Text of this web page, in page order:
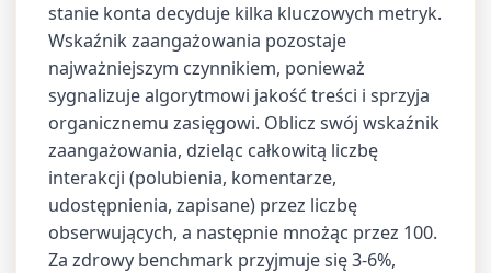
stanie konta decyduje kilka kluczowych metryk.
Wskaźnik zaangażowania pozostaje
najważniejszym czynnikiem, ponieważ
sygnalizuje algorytmowi jakość treści i sprzyja
organicznemu zasięgowi. Oblicz swój wskaźnik
zaangażowania, dzieląc całkowitą liczbę
interakcji (polubienia, komentarze,
udostępnienia, zapisane) przez liczbę
obserwujących, a następnie mnożąc przez 100.
Za zdrowy benchmark przyjmuje się 3-6%,